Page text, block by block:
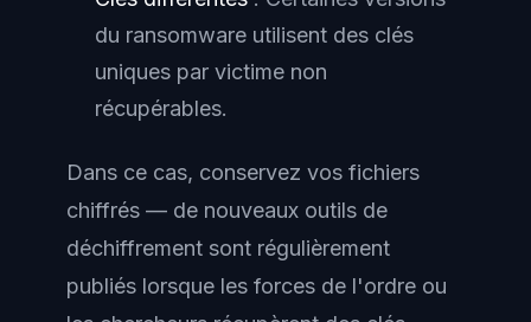
du ransomware utilisent des clés
uniques par victime non
récupérables.
Dans ce cas, conservez vos fichiers
chiffrés — de nouveaux outils de
déchiffrement sont régulièrement
publiés lorsque les forces de l'ordre ou